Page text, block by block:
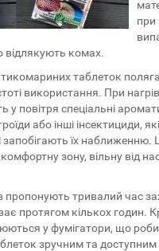
при
відлякують комах.
таблеток
використання. При
у повітря спеціальні
або інші інсектициди,
запобігають їх наближенню.
зону, вільну від
пропонують тривалий час
протягом кількох годин.
у фумігатори, що
зручним та доступним